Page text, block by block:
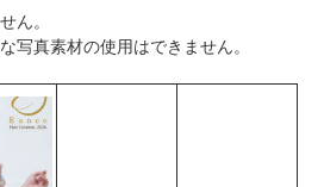
ん。
写真素材の使用はできません。